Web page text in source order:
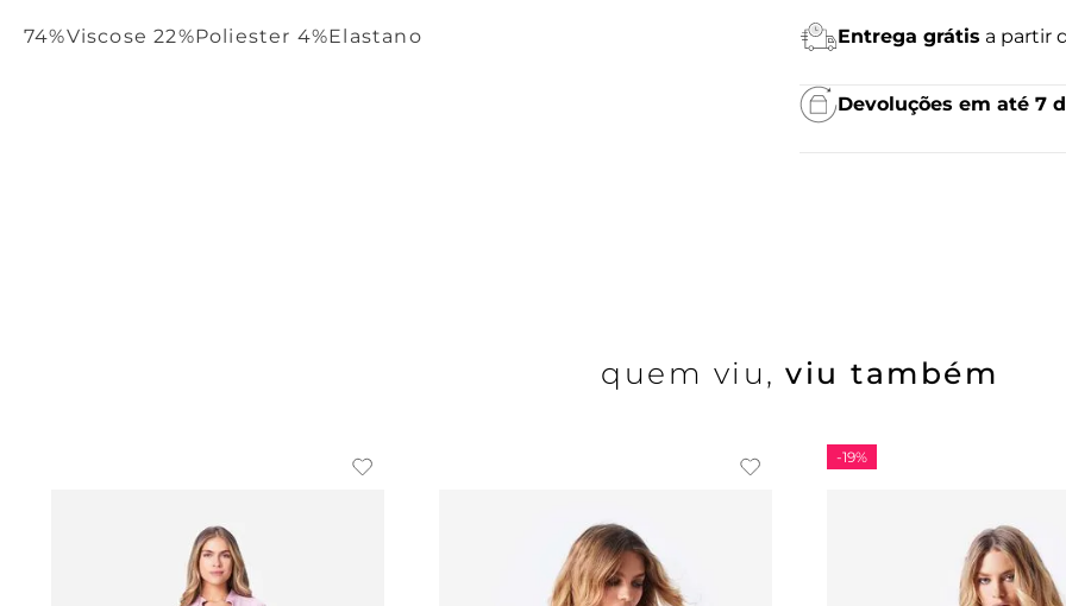
74%Viscose 22%Poliester 4%Elastano Entrega grátis a partir
Devoluções em até 7
quem viu, viu também
-19%